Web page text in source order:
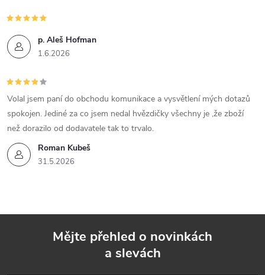
p. Aleš Hofman
1.6.2026
Roman Kubeš
31.5.2026
Volal jsem paní do obchodu komunikace a vysvětlení mých dotazů
spokojen. Jediné za co jsem nedal hvězdičky všechny je ,že zboží
než dorazilo od dodavatele tak to trvalo.
Mějte přehled o novinkách
a slevách